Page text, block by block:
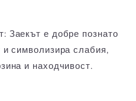
Заекът е добре познато
символизира слабия,
и находчивост.